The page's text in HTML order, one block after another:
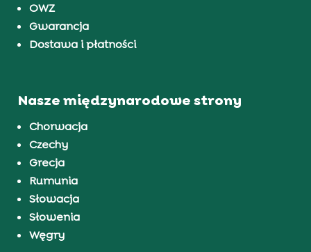
OWZ
Gwarancja
Dostawa i płatności
Nasze międzynarodowe strony
Chorwacja
Czechy
Grecja
Rumunia
Słowacja
Słowenia
Węgry